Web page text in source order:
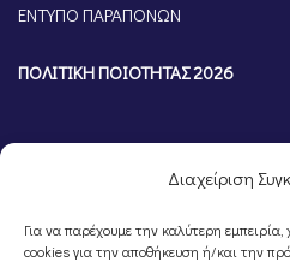
Διαχείριση
Για να παρέχουμε την καλύτερη εμπειρία,
cookies για την αποθήκευση ή/και την
ΕΝΤΥΠΟ ΠΑΡΑΠΟΝΩΝ
ΠΟΛΙΤΙΚΗ ΠΟΙΟΤΗΤΑΣ 2026